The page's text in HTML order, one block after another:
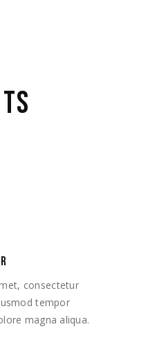
consectetur
tempor
magna aliqua.